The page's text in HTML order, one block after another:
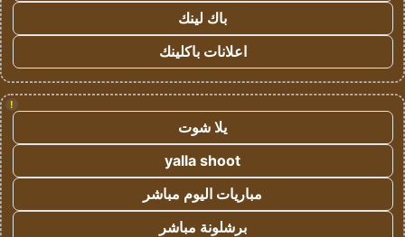
باك لينك
اعلانات باكلينك
!
يلا شوت
yalla shoot
مباريات اليوم مباشر
برشلونة مباشر